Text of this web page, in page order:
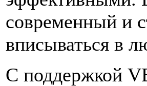
современный и
вписываться в
С поддержкой